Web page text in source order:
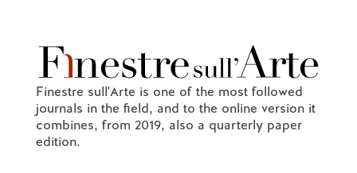
Finestre sull'Arte is one of the most followed
journals in the field, and to the online version it
combines, from 2019, also a quarterly paper
edition.